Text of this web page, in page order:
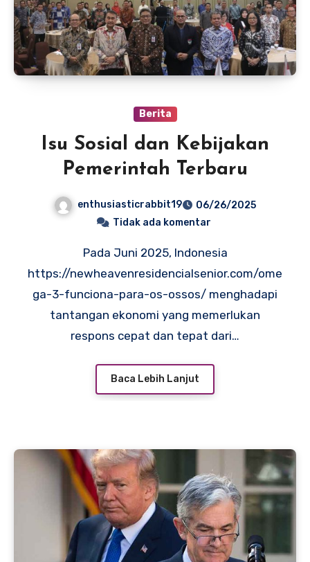
Berita
Isu Sosial dan Kebijakan
Pemerintah Terbaru
enthusiasticrabbit19
06/26/2025
Tidak ada komentar
Pada Juni 2025, Indonesia
https://newheavenresidencialsenior.com/ome
ga-3-funciona-para-os-ossos/ menghadapi
tantangan ekonomi yang memerlukan
respons cepat dan tepat dari…
Baca Lebih Lanjut